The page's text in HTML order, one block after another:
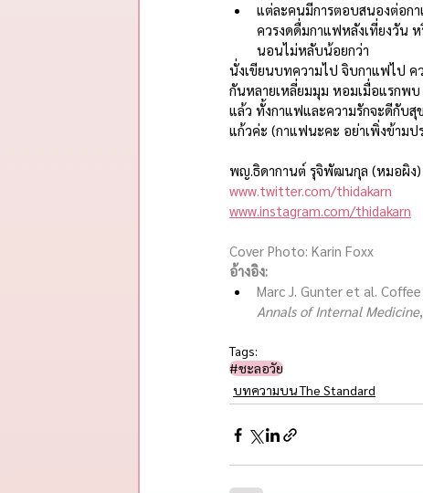
แต่ละคนมีการตอบสนองต่อ
ควรงดดื่มกาแฟหลังเที่ยงวัน
นอนไม่หลับน้อยกว่า
นั่งเขียนบทความไป จิบกาแฟไป ค
กันหลายเหลี่ยมมุม หอมเมื่อแรกพ
แล้ว ทั้งกาแฟและความรักจะดีกับ
แก้วค่ะ (กาแฟนะคะ อย่าเพิ่งข้ามป
พญ.ธิดากานต์ รุจิพัฒนกุล (หมอผิง)
www.twitter.com/thidakarn
www.instagram.com/thidakarn
Cover Photo: Karin Foxx
อ้างอิง:
Marc J. Gunter et al.
Annals of Internal Medicine
Tags:
#ชะลอวัย​
บทความบน The Standard